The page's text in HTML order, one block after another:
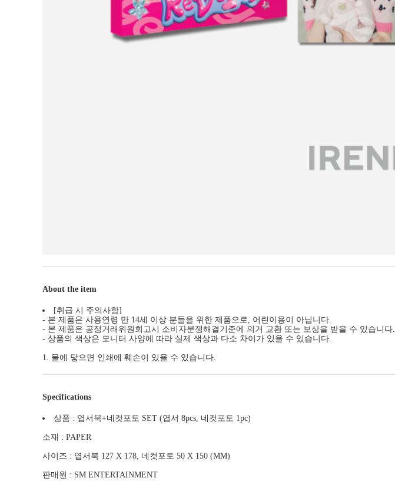
About the item
[취급 시 주의사항]
- 본 제품은 사용연령 만 14세 이상 분들을 위한 제품으로, 어린이용이 아닙니다.
- 본 제품은 공정거래위원회고시 소비자분쟁해결기준에 의거 교환 또는 보상을 받을 수 있습니다.
- 상품의 색상은 모니터 사양에 따라 실제 색상과 다소 차이가 있을 수 있습니다.
1. 물에 닿으면 인쇄에 훼손이 있을 수 있습니다.
Specifications
상품 : 엽서북+네컷포토 SET (엽서 8pcs, 네컷포토 1pc)
소재 : PAPER
사이즈 : 엽서북 127 X 178, 네컷포토 50 X 150 (MM)
판매원 : SM ENTERTAINMENT